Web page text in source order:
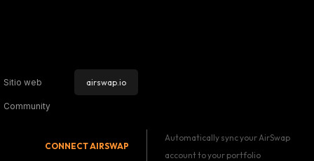
Sitio web airswap.io
Community
CONNECTAIRSWAP
Automatically sync your AirSwap
account to your portfolio